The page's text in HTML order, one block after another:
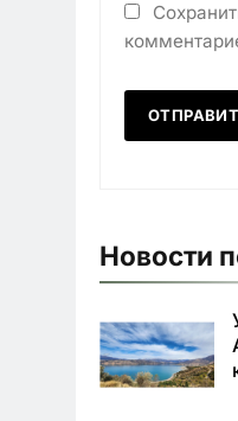
Новости